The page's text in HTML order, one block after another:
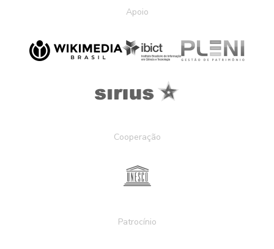
Apoio
Cooperação
Patrocínio